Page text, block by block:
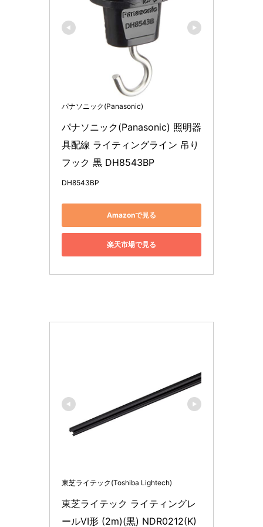
パナソニック(Panasonic)
パナソニック(Panasonic) 照明器
具配線 ライティングライン 吊り
フック 黒 DH8543BP
DH8543BP
Amazonで見る
楽天市場で見る
東芝ライテック(Toshiba Lightech)
東芝ライテック ライティングレ
ールVI形 (2m)(黒) NDR0212(K)